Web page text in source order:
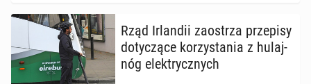
Rząd Ir­lan­dii za­ostrza prze­pi­sy
do­ty­czą­ce ko­rzy­sta­nia z hu­laj­
nóg elek­trycz­nych